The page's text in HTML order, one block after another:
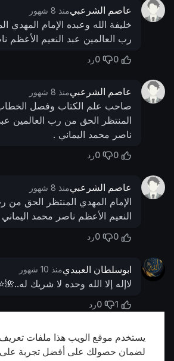
يستخدم موقع الويب هذا ملفات تعريف
لضمان حصولك على أفضل تجربة على
عاصم الشرعبيمنذ 8 شهور
خليفة الله وعبده الإمام المهدي
رب العالمين عبد النعيم الأعظم
0
0رد
عاصم الشرعبيمنذ 8 شهور
صاحب علم الكتاب وفصل الخطاب
المنتظر الحق من رب العالمين
ناصر محمد اليماني .
0
0رد
عاصم الشرعبيمنذ 8 شهور
الإمام المهدي المنتظر الحق من
النعيم الأعظم ناصر محمد
0
0رد
ابوسلطان العبيديمنذ 10 شهور
لاإله إلا الله وحده لا شريك
1
0رد
أظهر المزيد